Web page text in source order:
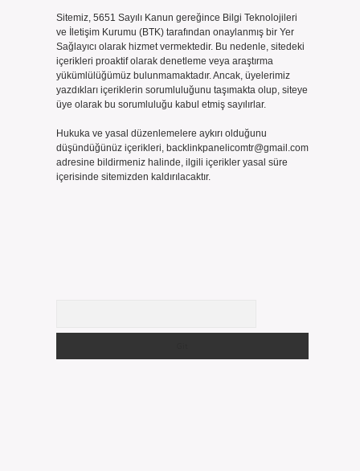
Sitemiz, 5651 Sayılı Kanun gereğince Bilgi Teknolojileri
ve İletişim Kurumu (BTK) tarafından onaylanmış bir Yer
Sağlayıcı olarak hizmet vermektedir. Bu nedenle, sitedeki
içerikleri proaktif olarak denetleme veya araştırma
yükümlülüğümüz bulunmamaktadır. Ancak, üyelerimiz
yazdıkları içeriklerin sorumluluğunu taşımakta olup, siteye
üye olarak bu sorumluluğu kabul etmiş sayılırlar.
Hukuka ve yasal düzenlemelere aykırı olduğunu
düşündüğünüz içerikleri, backlinkpanelicomtr@gmail.com
adresine bildirmeniz halinde, ilgili içerikler yasal süre
içerisinde sitemizden kaldırılacaktır.